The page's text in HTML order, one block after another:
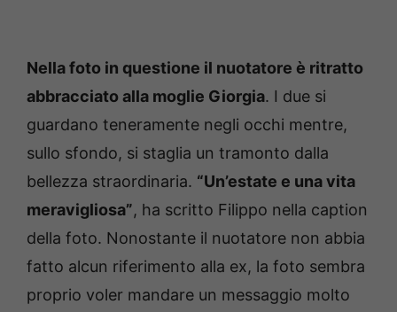
Nella foto in questione il nuotatore è ritratto
abbracciato alla moglie Giorgia. I due si
guardano teneramente negli occhi mentre,
sullo sfondo, si staglia un tramonto dalla
bellezza straordinaria. “Un’estate e una vita
meravigliosa”, ha scritto Filippo nella caption
della foto. Nonostante il nuotatore non abbia
fatto alcun riferimento alla ex, la foto sembra
proprio voler mandare un messaggio molto